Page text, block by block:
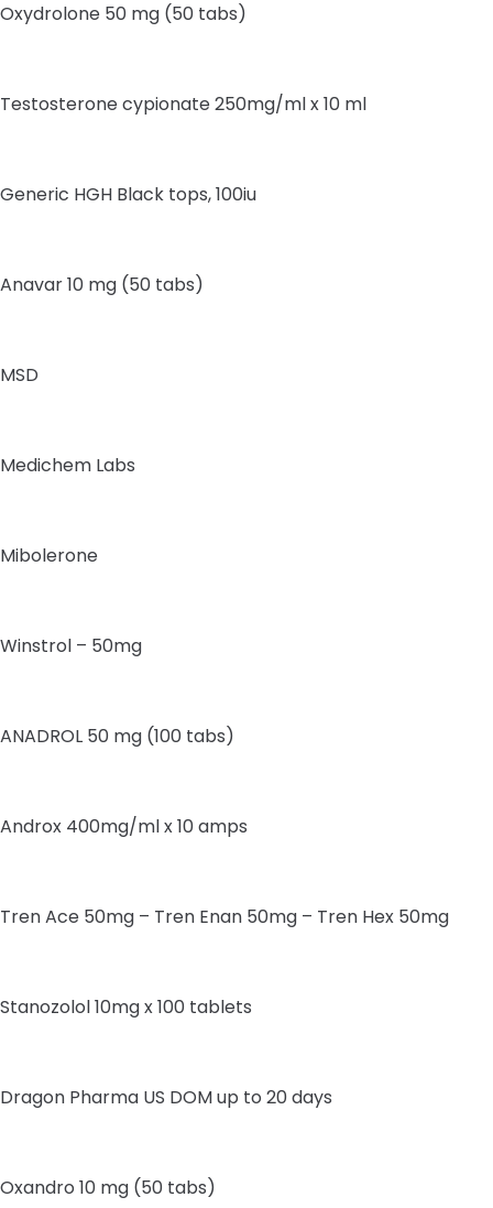
Oxydrolone 50 mg (50 tabs)
Testosterone cypionate 250mg/ml x 10 ml
Generic HGH Black tops, 100iu
Anavar 10 mg (50 tabs)
MSD
Medichem Labs
Mibolerone
Winstrol – 50mg
ANADROL 50 mg (100 tabs)
Androx 400mg/ml x 10 amps
Tren Ace 50mg – Tren Enan 50mg – Tren Hex 50mg
Stanozolol 10mg x 100 tablets
Dragon Pharma US DOM up to 20 days
Oxandro 10 mg (50 tabs)